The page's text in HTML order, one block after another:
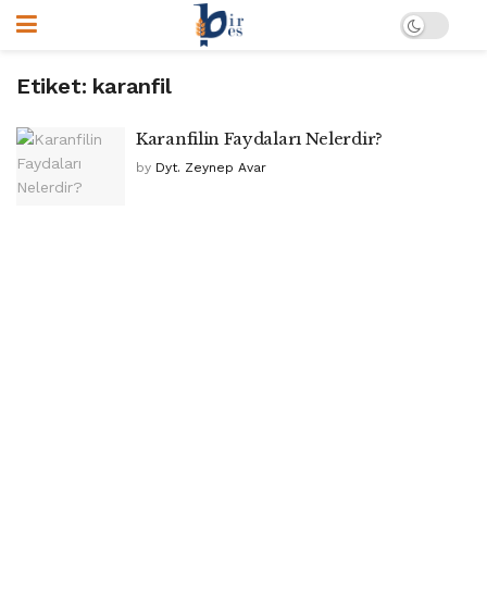
Etiket: karanfil
Karanfilin Faydaları Nelerdir?
by Dyt. Zeynep Avar